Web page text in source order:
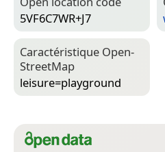
5VF6C7WR+J7
Caractéristique Open­
Street­Map
leisure=­playground